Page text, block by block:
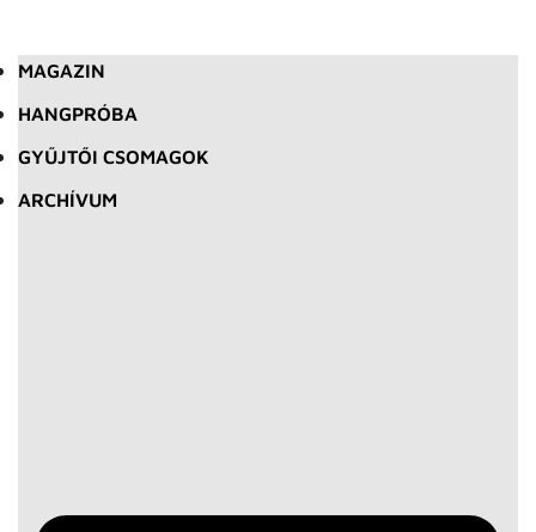
MAGAZIN
HANGPRÓBA
GYŰJTŐI CSOMAGOK
ARCHÍVUM